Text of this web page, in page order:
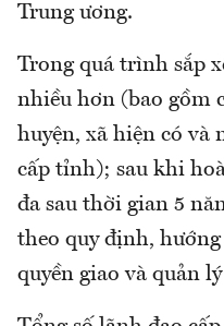
Trung ương.
Trong quá trình sắp
nhiều hơn (bao gồm
huyện, xã hiện có và
cấp tỉnh); sau khi
đa sau thời gian 5
theo quy định,
quyền giao và quản